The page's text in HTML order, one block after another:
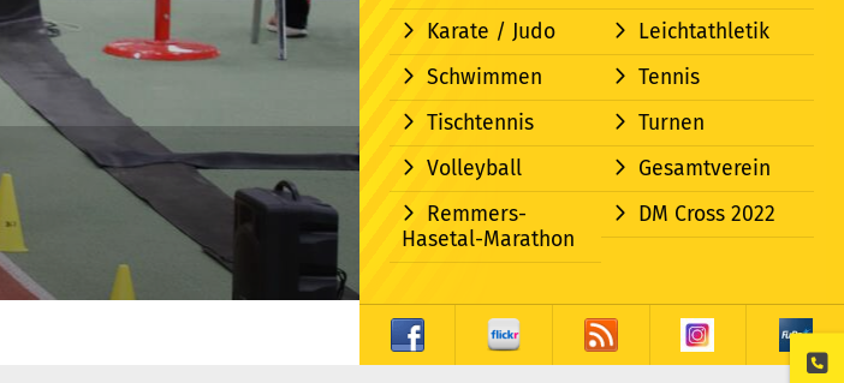
Karate / Judo
Leichtathletik
Schwimmen
Tennis
Tischtennis
Turnen
Volleyball
Gesamtverein
Remmers-
Hasetal-Marathon
DM Cross 2022